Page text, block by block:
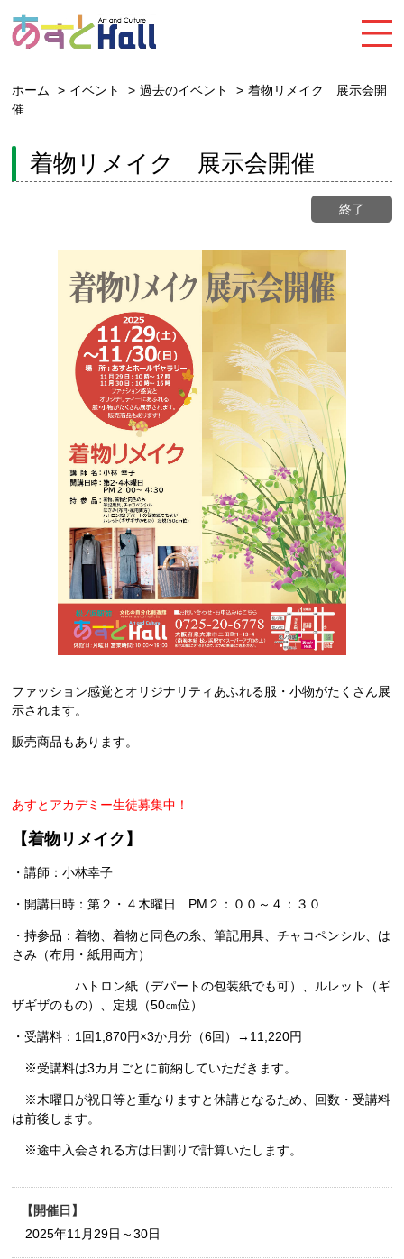
ホーム イベント 過去のイベント
着物リメイク 展示会開
催
着物リメイク 展示会開催
終了
ファッション感覚とオリジナリティあふれる服・小物がたくさん展
示されます。
販売商品もあります。
あすとアカデミー生徒募集中！
【着物リメイク】
・講師：小林幸子
・開講日時：第２・４木曜日 PM２：００～４：３０
・持参品：着物、着物と同色の糸、筆記用具、チャコペンシル、は
さみ（布用・紙用両方）
ハトロン紙（デパートの包装紙でも可）、ルレット（ギ
ザギザのもの）、定規（50㎝位）
・受講料：1回1,870円×3か月分（6回）→11,220円
※受講料は3カ月ごとに前納していただきます。
※木曜日が祝日等と重なりますと休講となるため、回数・受講料
は前後します。
※途中入会される方は日割りで計算いたします。
開催日
2025年11月29日～30日